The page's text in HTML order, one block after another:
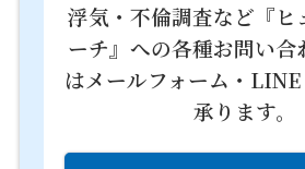
浮気・不倫調査など『ヒ
ーチ』への各種お問い合
はメールフォーム・LINE
承ります。